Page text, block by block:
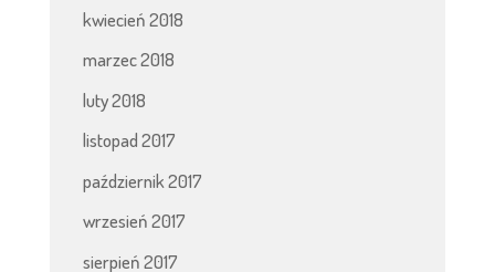
kwiecień 2018
marzec 2018
luty 2018
listopad 2017
październik 2017
wrzesień 2017
sierpień 2017